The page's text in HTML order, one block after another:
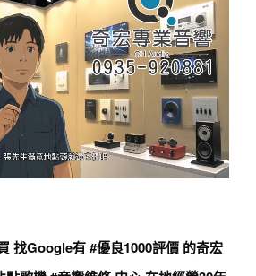
找Google有#優良1000評價 的奇宏